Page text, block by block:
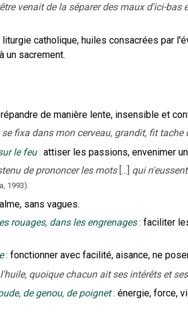
venait de la séparer des maux d'ici-
liturgie catholique, huiles consacrées par
un sacrement.
de manière lente, insensible et
se fixa dans mon cerveau, grandit, fit tache
le feu : attiser les passions, envenimer
de prononcer les mots [...] qui
1993).
sans vagues.
rouages, dans les engrenages : faciliter
: fonctionner avec facilité, aisance, ne
quoique chacun ait ses intérêts et
de genou, de poignet : énergie, force,